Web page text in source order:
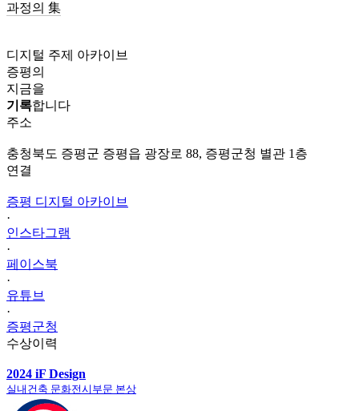
과정의 集
디지털 주제 아카이브
증평의
지금을
기록합니다
주소
충청북도 증평군 증평읍 광장로 88, 증평군청 별관 1층
연결
증평 디지털 아카이브
·
인스타그램
·
페이스북
·
유튜브
·
증평군청
수상이력
2024 iF Design
실내건축 문화전시부문 본상